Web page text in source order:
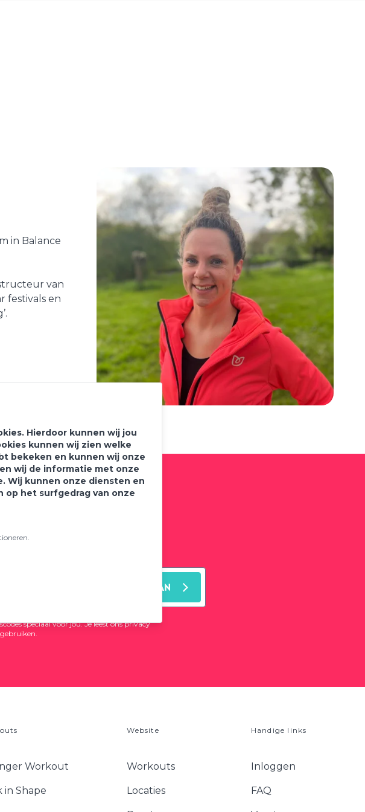
Hierdoor kunnen wij jou
kunnen wij zien welke
bekeken en kunnen wij onze
wij de informatie met onze
Wij kunnen onze diensten en
op het surfgedrag van onze
in Balance
van
festivals en
MELD JE AAN
speciaal voor jou. Je leest onsprivacy
Workout
in Shape
Website
Workouts
Locaties
Handige links
Inloggen
FAQ